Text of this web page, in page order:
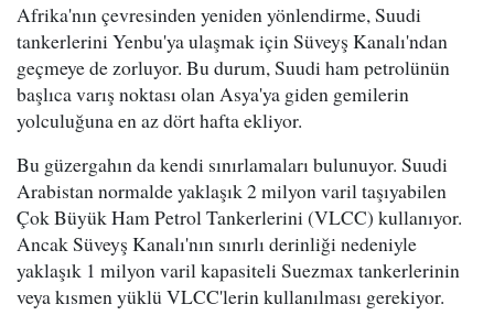
Afrika'nın çevresinden yeniden yönlendirme, Suudi
tankerlerini Yenbu'ya ulaşmak için Süveyş Kanalı'ndan
geçmeye de zorluyor. Bu durum, Suudi ham petrolünün
başlıca varış noktası olan Asya'ya giden gemilerin
yolculuğuna en az dört hafta ekliyor.
Bu güzergahın da kendi sınırlamaları bulunuyor. Suudi
Arabistan normalde yaklaşık 2 milyon varil taşıyabilen
Çok Büyük Ham Petrol Tankerlerini (VLCC) kullanıyor.
Ancak Süveyş Kanalı'nın sınırlı derinliği nedeniyle
yaklaşık 1 milyon varil kapasiteli Suezmax tankerlerinin
veya kısmen yüklü VLCC'lerin kullanılması gerekiyor.